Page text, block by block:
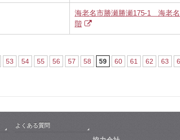
海老名市勝瀬勝瀬175-1 海老
階
53 54 55 56 57 58 59 60 61 62 63
よくある質問